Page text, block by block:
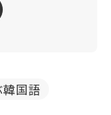
国語